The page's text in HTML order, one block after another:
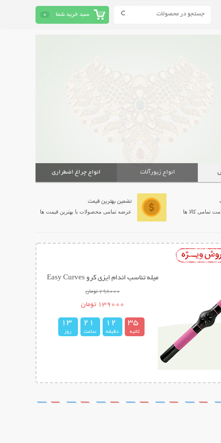
سبد خرید شما 0
انواع زیورآلات انواع چراغ اضطراری
تمامی کالا ها
تضمین بهترین قیمت
عرضه تمامی محصولات با بهترین قیمت ها
میله تناسب اندام ایزی کرو Easy Curves
298000 تومان
139000 تومان
34
5
ثانیه
1 2
دقیقه
2 1
ساعت
1 3
روز